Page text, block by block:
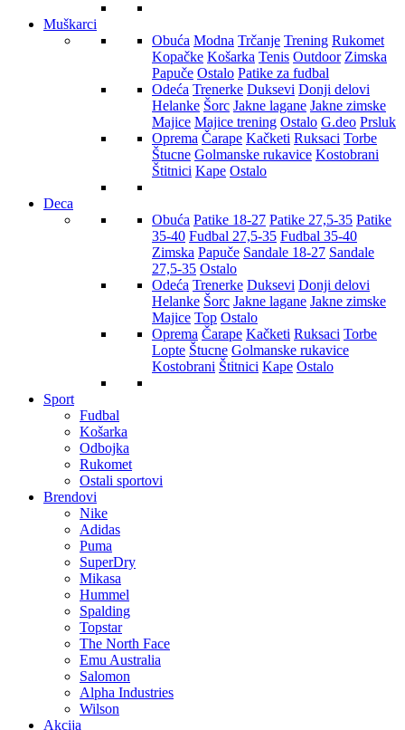
Muškarci
Obuća Modna Trčanje Trening Rukomet
Kopačke Košarka Tenis Outdoor Zimska
Papuče Ostalo Patike za fudbal
Odeća Trenerke Duksevi Donji delovi
Helanke Šorc Jakne lagane Jakne zimske
Majice Majice trening Ostalo G.deo Prsluk
Oprema Čarape Kačketi Ruksaci Torbe
Štucne Golmanske rukavice Kostobrani
Štitnici Kape Ostalo
Deca
Obuća Patike 18-27 Patike 27,5-35 Patike
35-40 Fudbal 27,5-35 Fudbal 35-40
Zimska Papuče Sandale 18-27 Sandale
27,5-35 Ostalo
Odeća Trenerke Duksevi Donji delovi
Helanke Šorc Jakne lagane Jakne zimske
Majice Top Ostalo
Oprema Čarape Kačketi Ruksaci Torbe
Lopte Štucne Golmanske rukavice
Kostobrani Štitnici Kape Ostalo
Sport
Fudbal
Košarka
Odbojka
Rukomet
Ostali sportovi
Brendovi
Nike
Adidas
Puma
SuperDry
Mikasa
Hummel
Spalding
Topstar
The North Face
Emu Australia
Salomon
Alpha Industries
Wilson
Akcija